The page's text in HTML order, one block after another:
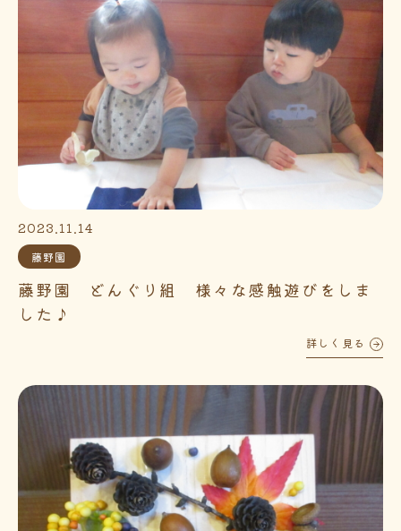
2023.11.14
藤野園
藤野園 どんぐり組 様々な感触遊びをしま
した♪
詳しく見る